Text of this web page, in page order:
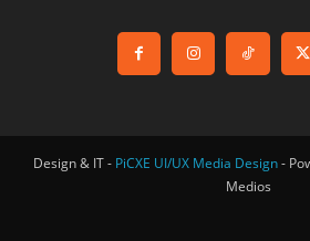
Design & IT - PiCXE UI/UX Media Design-
Medios